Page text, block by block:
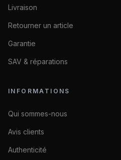
Livraison
Retourner un article
Garantie
SAV & réparations
INFORMATIONS
Qui sommes-nous
Avis clients
Authenticité